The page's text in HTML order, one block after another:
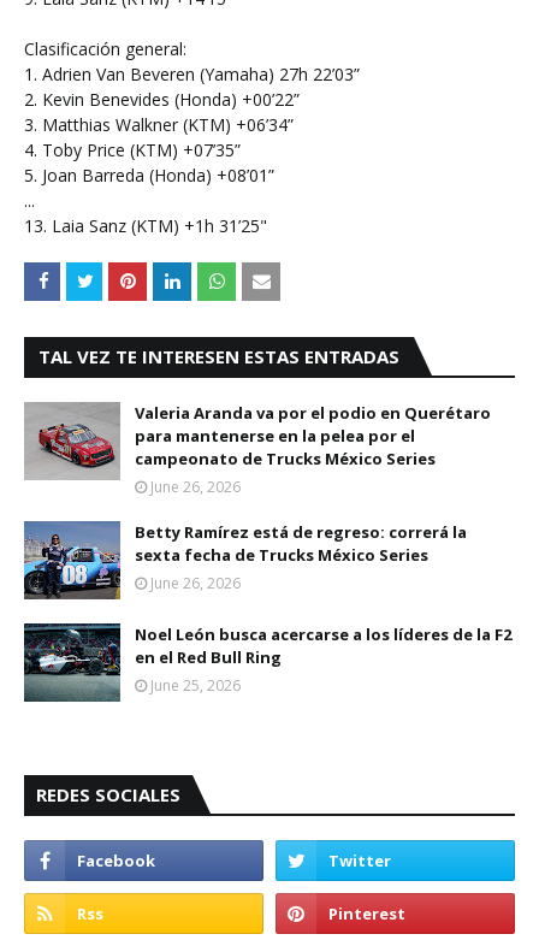
Clasificación general:
1. Adrien Van Beveren (Yamaha) 27h 22’03”
2. Kevin Benevides (Honda) +00’22”
3. Matthias Walkner (KTM) +06’34”
4. Toby Price (KTM) +07’35”
5. Joan Barreda (Honda) +08’01”
...
13. Laia Sanz (KTM) +1h 31’25"
TAL VEZ TE INTERESEN ESTAS ENTRADAS
Valeria Aranda va por el podio en Querétaro
para mantenerse en la pelea por el
campeonato de Trucks México Series
June 26, 2026
Betty Ramírez está de regreso: correrá la
sexta fecha de Trucks México Series
June 26, 2026
Noel León busca acercarse a los líderes de la F2
en el Red Bull Ring
June 25, 2026
REDES SOCIALES